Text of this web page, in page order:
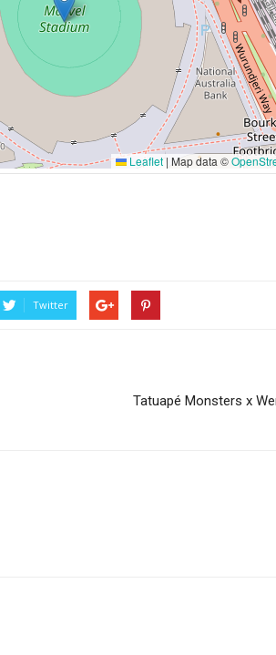
Leaflet | Map data ©
Twitter
Tatuapé Monsters x